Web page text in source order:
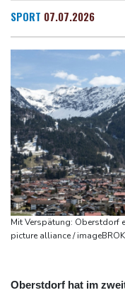
Dresden
Salzburg
29 °C
Baden-Baden
Drohne explodiert an
Lionel Messi trauert
Absturz von
Württemberg
Selenskyj warnt in
den Winter
Drohnen über
gesichtet
Ungarns
Baka als Staatschef
Schwimm-EM:
SPORT 07.07.2026
Mit Verspätung: Oberstdorf
picture alliance /
Oberstdorf hat im